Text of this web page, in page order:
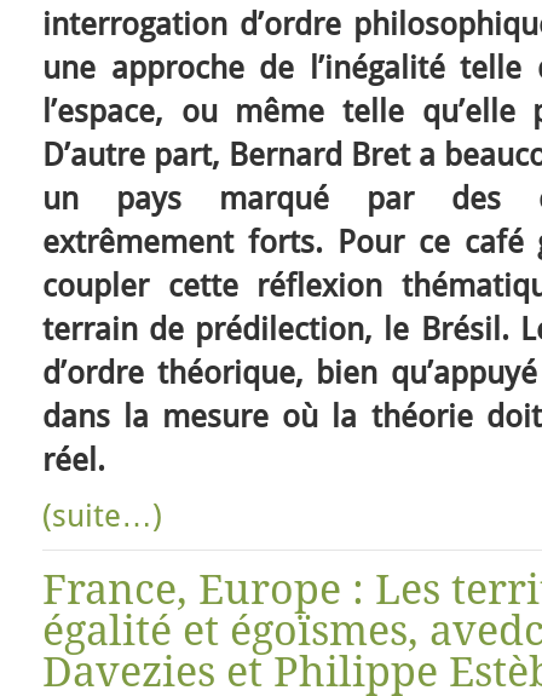
interrogation d’ordre
une approche de l’inégalité telle
l’espace, ou même telle qu’elle
D’autre part, Bernard Bret a
un pays marqué par des
extrêmement forts. Pour ce
coupler cette réflexion
terrain de prédilection, le Brésil.
d’ordre théorique, bien
dans la mesure où la théorie
réel.
(suite…)
France, Europe : Les
égalité et égoïsmes,
Davezies et Philippe